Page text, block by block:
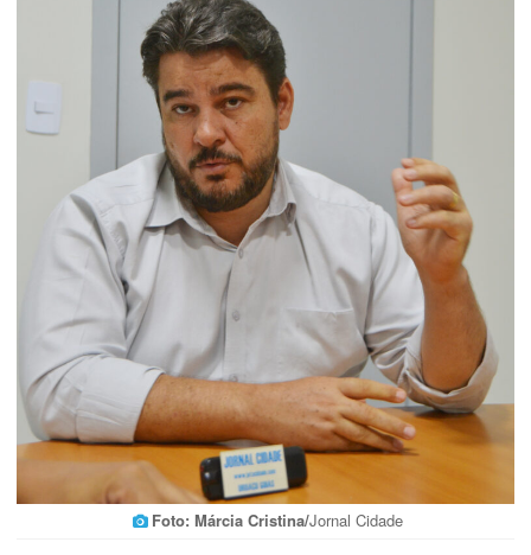
Foto: Márcia Cristina/Jornal Cidade